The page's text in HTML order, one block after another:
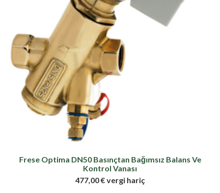
Frese Optima DN50 Basınçtan Bağımsız Balans Ve
Kontrol Vanası
477,00 € vergi hariç